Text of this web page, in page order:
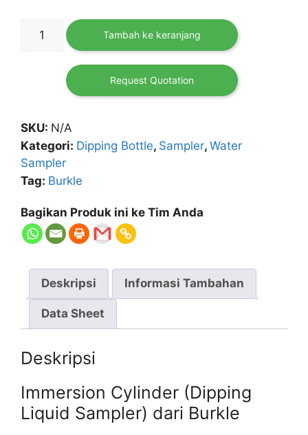
Kuantitas
Immersion
Burkle
Tambah ke keranjang
Request Quotation
SKU: N/A
Kategori: Dipping Bottle, Sampler, Water
Sampler
Tag: Burkle
Bagikan Produk ini ke Tim Anda
Deskripsi Informasi Tambahan
Data Sheet
Deskripsi
Immersion Cylinder (Dipping
Liquid Sampler) dari Burkle